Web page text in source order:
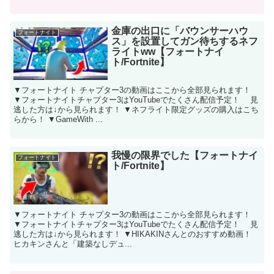
フォートナイト
金庫の出口に「バウンサーハウ
ス」を設置してガン待ちするネフ
ライトww【フォートナイ
ト/Fortnite】
▼フォートナイト チャプター3の動画はここから全部見られます！
▼フォートナイトチャプター3はYouTubeでたくさん配信予定！ 見
逃した方は↓から見られます！ ▼ネフライト限定グッズの購入はこち
らから！ ▼GameWith ...
フォートナイト
我慢の限界でした【フォートナイ
ト/Fortnite】
▼フォートナイト チャプター3の動画はここから全部見られます！
▼フォートナイトチャプター3はYouTubeでたくさん配信予定！ 見
逃した方は↓から見られます！ ▼HIKAKINさんとのおすすめ動画！
ヒカキンさんと「建築なしデュ...